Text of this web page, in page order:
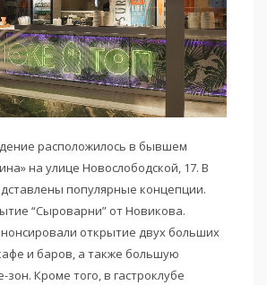
расположилось в бывшем
на улице Новослободской, 17. В
популярные концепции.
“Сыроварни” от Новикова.
открытие двух больших
и баров, а также большую
зон. Кроме того, в гастроклубе